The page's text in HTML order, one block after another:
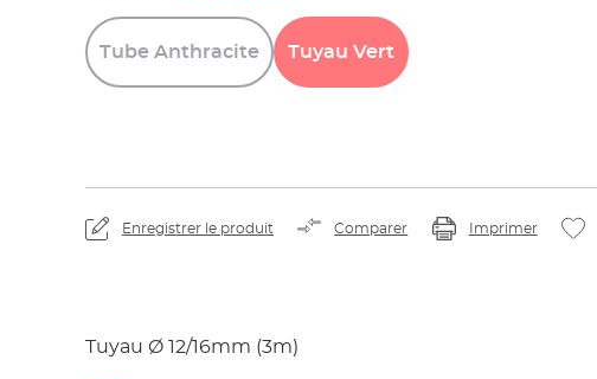
Tube Anthracite Tuyau Vert
Enregistrer le produit Comparer Imprimer
Tuyau Ø 12/16mm (3m)